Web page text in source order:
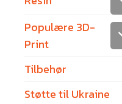
Populære 3D-
Print
Tilbehør
Støtte til Ukraine